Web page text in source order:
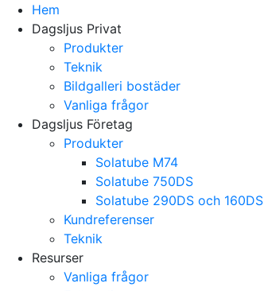
Hem
Dagsljus Privat
Produkter
Teknik
Bildgalleri bostäder
Vanliga frågor
Dagsljus Företag
Produkter
Solatube M74
Solatube 750DS
Solatube 290DS och 160DS
Kundreferenser
Teknik
Resurser
Vanliga frågor